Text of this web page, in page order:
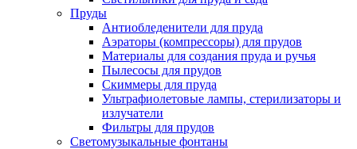
Пруды
Антиобледенители для пруда
Аэраторы (компрессоры) для прудов
Материалы для создания пруда и ручья
Пылесосы для прудов
Скиммеры для пруда
Ультрафиолетовые лампы, стерилизаторы и
излучатели
Фильтры для прудов
Светомузыкальные фонтаны